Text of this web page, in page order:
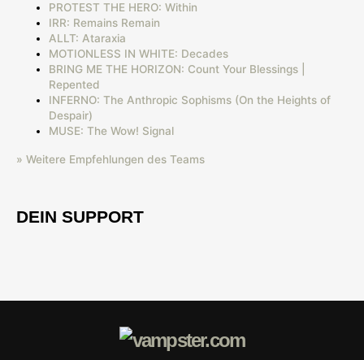
PROTEST THE HERO: Within
IRR: Remains Remain
ALLT: Ataraxia
MOTIONLESS IN WHITE: Decades
BRING ME THE HORIZON: Count Your Blessings |
Repented
INFERNO: The Anthropic Sophisms (On the Heights of
Despair)
MUSE: The Wow! Signal
» Weitere Empfehlungen des Teams
DEIN SUPPORT